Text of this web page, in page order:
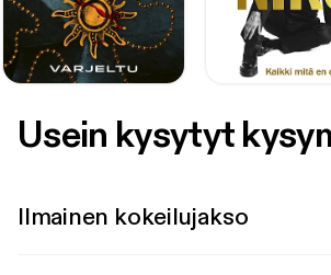
Usein kysytyt
Ilmainen kokeilujakso